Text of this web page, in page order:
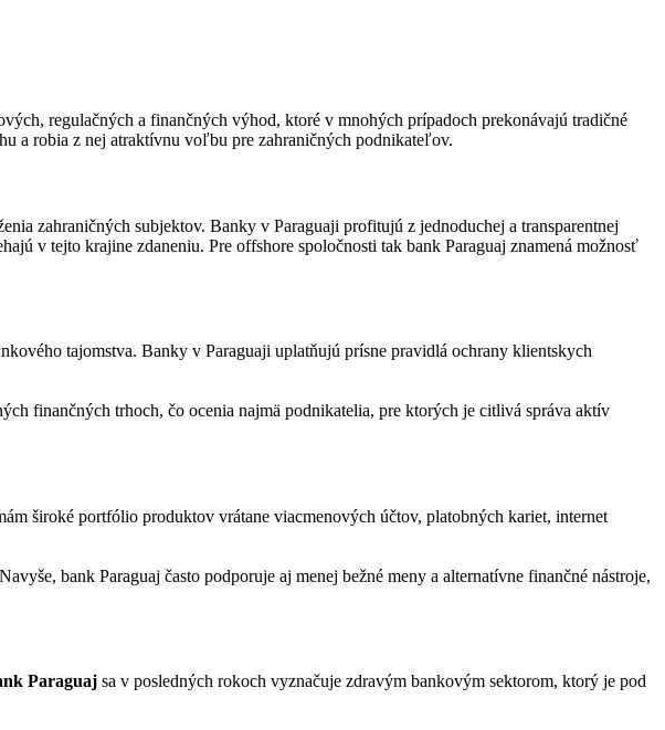
regulačných a finančných výhod, ktoré v mnohých prípadoch prekonávajú tradičné
a robia z nej atraktívnu voľbu pre zahraničných podnikateľov.
zahraničných subjektov. Banky v Paraguaji profitujú z jednoduchej a transparentnej
v tejto krajine zdaneniu. Pre offshore spoločnosti tak bank Paraguaj znamená možnosť
tajomstva. Banky v Paraguaji uplatňujú prísne pravidlá ochrany klientskych
finančných trhoch, čo ocenia najmä podnikatelia, pre ktorých je citlivá správa aktív
široké portfólio produktov vrátane viacmenových účtov, platobných kariet, internet
bank Paraguaj často podporuje aj menej bežné meny a alternatívne finančné nástroje,
Paraguaj sa v posledných rokoch vyznačuje zdravým bankovým sektorom, ktorý je pod